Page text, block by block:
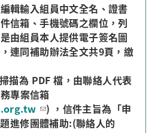
輯輸入組員中文全名、證書
信箱、手機號碼之欄位，列
由組員本人提供電子簽名圖
連同補助辦法全文共9頁，繳
描為 PDF 檔，由聯絡人代表
專案信箱
) ，信件主旨為「申
進修團體補助:(聯絡人的